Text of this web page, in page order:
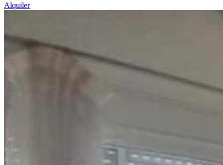
Alquiler